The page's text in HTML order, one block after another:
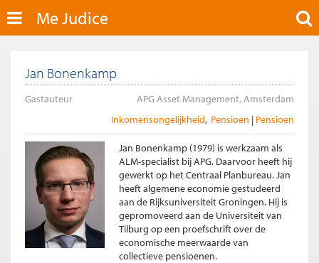
Me Judice
Jan Bonenkamp
Gastauteur
APG Asset Management, Amsterdam
Inkomensongelijkheid Pensioen Pensioen
Jan Bonenkamp (1979) is werkzaam als
ALM-specialist bij APG. Daarvoor heeft hij
gewerkt op het Centraal Planbureau. Jan
heeft algemene economie gestudeerd
aan de Rijksuniversiteit Groningen. Hij is
gepromoveerd aan de Universiteit van
Tilburg op een proefschrift over de
economische meerwaarde van
collectieve pensioenen.